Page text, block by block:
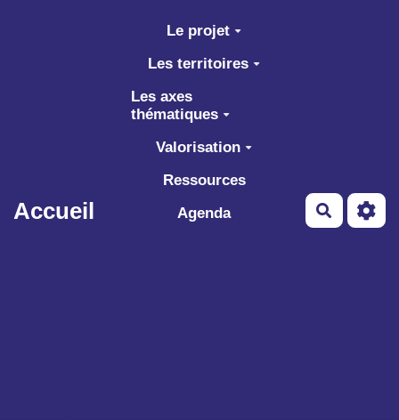
Aller au contenu principal
Accueil
Le projet
Les territoires
Les axes
thématiques
Valorisation
Ressources
Agenda